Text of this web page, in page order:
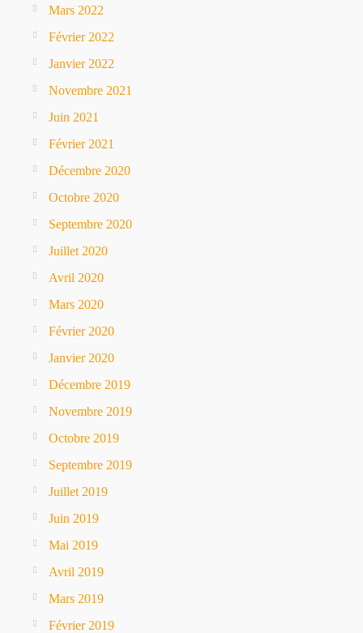
Mars 2022
Février 2022
Janvier 2022
Novembre 2021
Juin 2021
Février 2021
Décembre 2020
Octobre 2020
Septembre 2020
Juillet 2020
Avril 2020
Mars 2020
Février 2020
Janvier 2020
Décembre 2019
Novembre 2019
Octobre 2019
Septembre 2019
Juillet 2019
Juin 2019
Mai 2019
Avril 2019
Mars 2019
Février 2019